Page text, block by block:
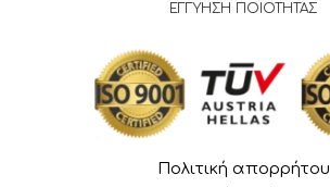
ΕΓΓΥΗΣΗ ΠΟΙΟΤΗΤΑΣ
Πολιτική απορρήτου